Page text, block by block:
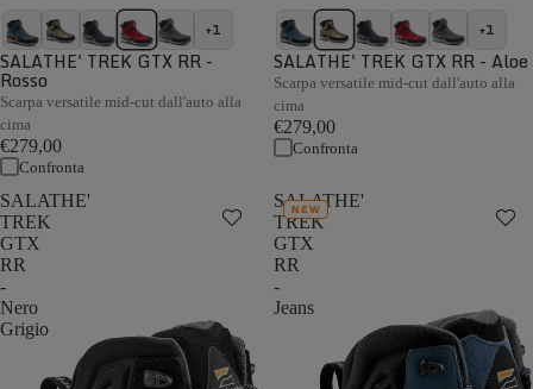
+1
SALATHE' TREK GTX RR -
Rosso
Scarpa versatile mid-cut dall'auto alla
cima
€279,00
Confronta
+1
SALATHE' TREK GTX RR - Aloe
Scarpa versatile mid-cut dall'auto alla
cima
€279,00
Confronta
SALATHE'
TREK
GTX
RR
-
Nero
Grigio
SALATHE'
TREK
GTX
RR
-
Jeans
NEW